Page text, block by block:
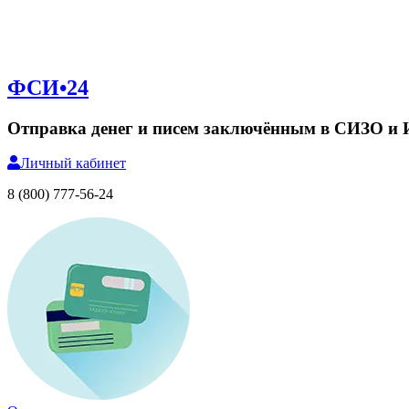
ФСИ•24
Отправка денег и писем заключённым в СИЗО и
Личный кабинет
8 (800) 777-56-24